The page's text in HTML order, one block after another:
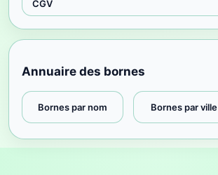
CGV
Annuaire des bornes
Bornes par nom Bornes par ville